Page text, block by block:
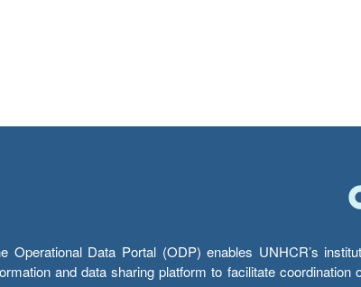
Operational Data Portal (ODP) enables UNHCR’s
and data sharing platform to facilitate coordination